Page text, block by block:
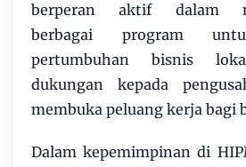
berperan aktif dalam
berbagai program
pertumbuhan bisnis
dukungan kepada
membuka peluang kerja bagi
Dalam kepemimpinan di